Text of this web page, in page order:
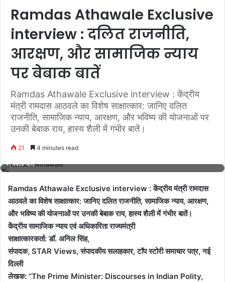
Ramdas Athawale Exclusive
interview : दलित राजनीति,
आरक्षण, और सामाजिक न्याय
पर बेबाक बातें
Ramdas Athawale Exclusive interview : केंद्रीय
मंत्री रामदास आठवले का विशेष साक्षात्कार: जानिए दलित
राजनीति, सामाजिक न्याय, आरक्षण, और भविष्य की योजनाओं पर
उनकी बेबाक राय, हास्य शैली में गंभीर बातें।
21 4 minutes read
पर बेबाक बातें
Ramdas Athawale Exclusive interview : केंद्रीय मंत्री रामदास
आठवले का विशेष साक्षात्कार: जानिए दलित राजनीति, सामाजिक न्याय, आरक्षण,
और भविष्य की योजनाओं पर उनकी बेबाक राय, हास्य शैली में गंभीर बातें।
केंद्रीय सामाजिक न्याय एवं अधिकारिता राज्यमंत्री
साक्षात्कारकर्ता: डॉ. अनिल सिंह,
संपादक, STAR Views, संपादकीय सलाहकार, टॉप स्टोरी समाचार पत्र, नई
दिल्ली
लेखक: “The Prime Minister: Discourses in Indian Polity,